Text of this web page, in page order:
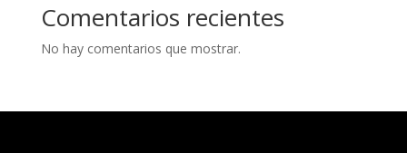
Comentarios recientes
No hay comentarios que mostrar.